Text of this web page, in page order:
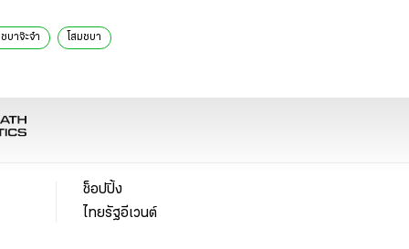
บาจ๊ะจ๋า โสมชบา
ช็อปปิ้ง
ไทยรัฐอีเวนต์